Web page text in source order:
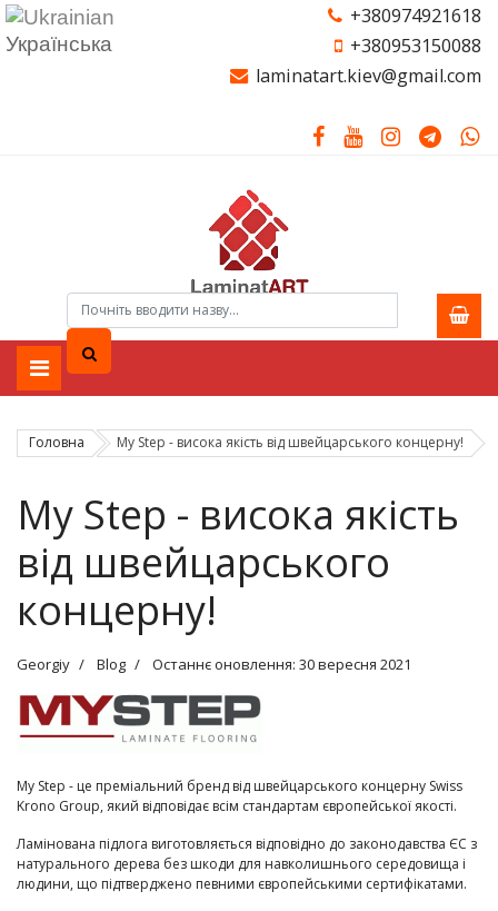
Українська
+380974921618
+380953150088
laminatart.kiev@gmail.com
Головна My Step - висока якість від швейцарського концерну!
My Step - висока якість
від швейцарського
концерну!
Georgiy Blog Останнє оновлення: 30 вересня 2021
My Step - це преміальний бренд від швейцарського концерну Swiss
Krono Group, який відповідає всім стандартам європейської якості.
Ламінована підлога виготовляється відповідно до законодавства ЄС з
натурального дерева без шкоди для навколишнього середовища і
людини, що підтверджено певними європейськими сертифікатами.